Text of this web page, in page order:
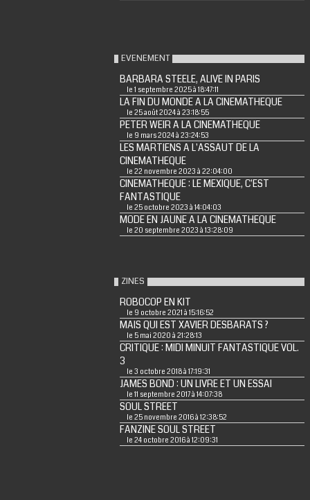
EVENEMENT
BARBARA STEELE, ALIVE IN PARIS
le 1 septembre 2025 à 18:47:11
LA FIN DU MONDE A LA CINEMATHEQUE
le 25 août 2024 à 23:18:55
PETER WEIR A LA CINEMATHEQUE
le 9 mars 2024 à 23:24:53
LES MARTIENS A L'ASSAUT DE LA
CINEMATHEQUE
le 22 novembre 2023 à 22:04:00
CINEMATHEQUE : LE MEXIQUE, C'EST
FANTASTIQUE
le 25 octobre 2023 à 14:04:03
MODE EN JAUNE A LA CINEMATHEQUE
le 20 septembre 2023 à 13:28:09
ZINES
ROBOCOP EN KIT
le 9 octobre 2021 à 15:16:52
MAIS QUI EST XAVIER DESBARATS ?
le 5 mai 2020 à 21:28:13
CRITIQUE : MIDI MINUIT FANTASTIQUE VOL.
3
le 3 octobre 2018 à 17:19:31
JAMES BOND : UN LIVRE ET UN ESSAI
le 11 septembre 2017 à 14:07:38
SOUL STREET
le 25 novembre 2016 à 12:38:52
FANZINE SOUL STREET
le 24 octobre 2016 à 12:09:31